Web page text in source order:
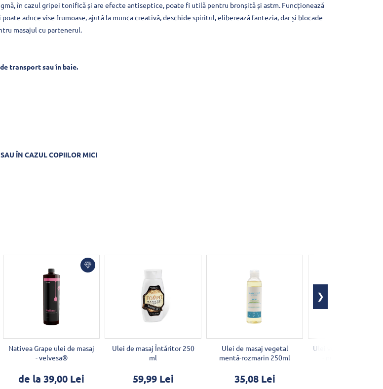
în cazul gripei tonifică și are efecte antiseptice, poate fi utilă pentru bronșită și astm. Funcționează
aduce vise frumoase, ajută la munca creativă, deschide spiritul, eliberează fantezia, dar și blocade
masajul cu partenerul.
transport sau în baie.
ÎN CAZUL COPIILOR MICI
Nativea Grape ulei de masaj
- velvesa®
de la 39,00 Lei
Ulei de masaj Întăritor 250
ml
59,99 Lei
Ulei de masaj vegetal
mentă-rozmarin 250ml
35,08 Lei
Ulei vegetal masaj